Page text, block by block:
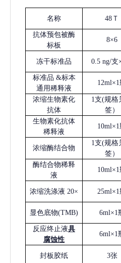
名称 48Ｔ
抗体预包被酶
标板
8×6
冻干标准品 0.5 ng/支
标准品 &标本
通用稀释液
12ml×1
浓缩生物素化
抗体
1支(规格
签）
生物素化抗体
稀释液
10ml×1
浓缩酶结合物
1支(规格
签）
酶结合物稀释
液
10ml×1
浓缩洗涤液 20× 25ml×1
显色底物(TMB) 6ml×1
反应终止液具
腐蚀性
6ml×1
封板胶纸 3张